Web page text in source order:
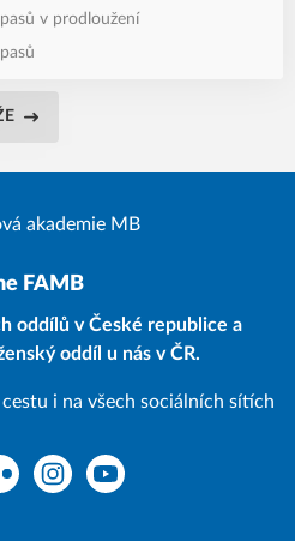
v prodloužení
FAMB
oddílů v České republice a
oddíl u nás v ČR.
i na všech sociálních sítích
InstagramYouTube